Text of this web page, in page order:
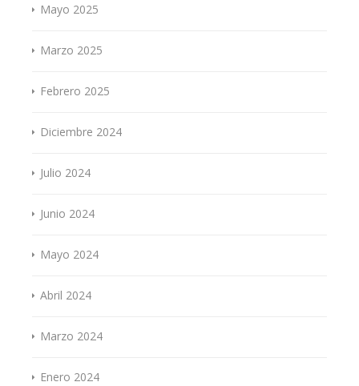
Mayo 2025
Marzo 2025
Febrero 2025
Diciembre 2024
Julio 2024
Junio 2024
Mayo 2024
Abril 2024
Marzo 2024
Enero 2024